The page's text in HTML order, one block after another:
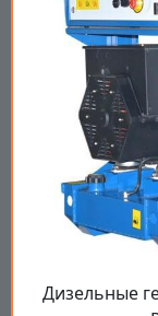
Дизельные